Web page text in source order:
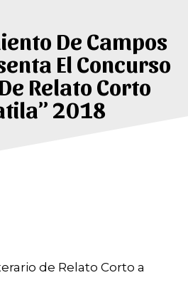
De Campos
El Concurso
Relato Corto
2018
de Relato Corto a